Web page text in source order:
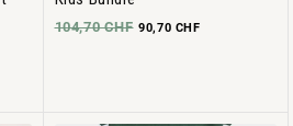
104,70 CHF 90,70 CHF